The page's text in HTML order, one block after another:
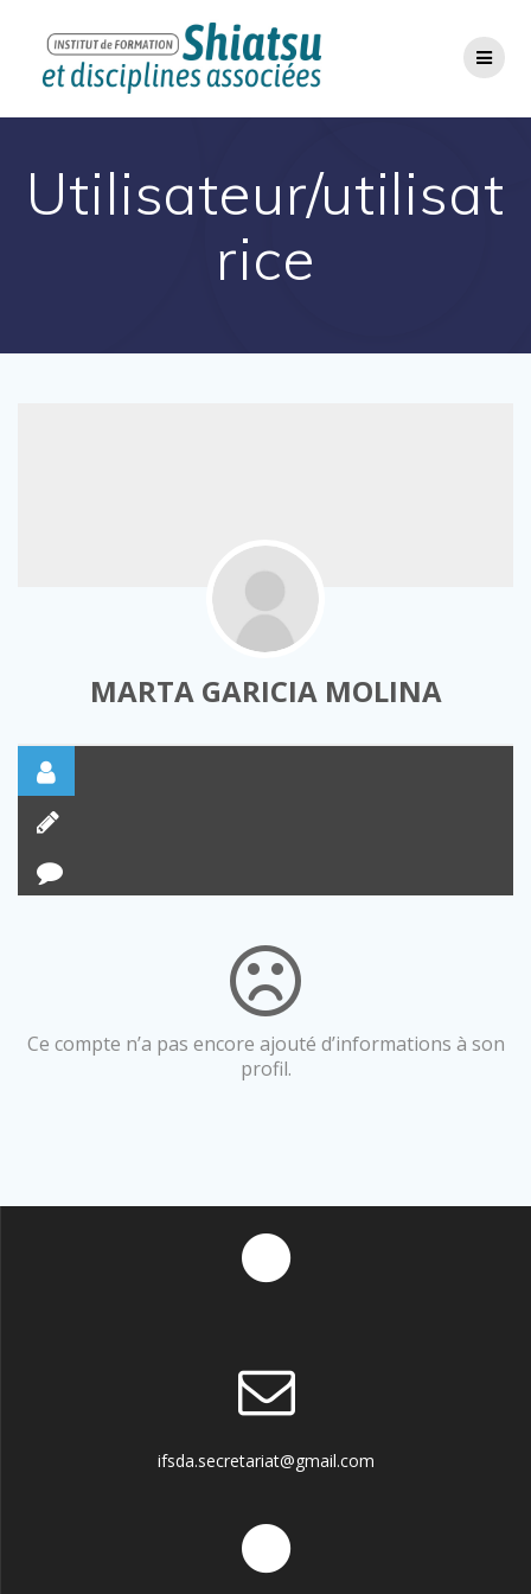
au
contenu
Utilisateur/utilisat
rice
MARTA GARICIA MOLINA
Ce compte n’a pas encore ajouté d’informations à son
profil.
ifsda.secretariat@gmail.com